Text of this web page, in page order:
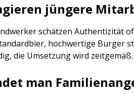
jüngere
schätzen Authentizität
hochwertige Burger
die Umsetzung wird zeitgemäß.
man